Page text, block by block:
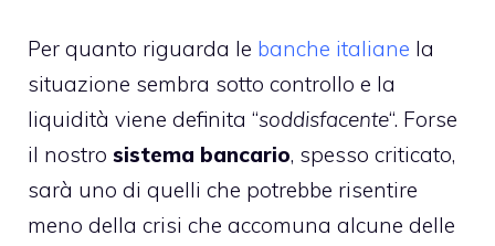
Per quanto riguarda le banche italiane la
situazione sembra sotto controllo e la
liquidità viene definita “soddisfacente“. Forse
il nostro sistema bancario, spesso criticato,
sarà uno di quelli che potrebbe risentire
meno della crisi che accomuna alcune delle